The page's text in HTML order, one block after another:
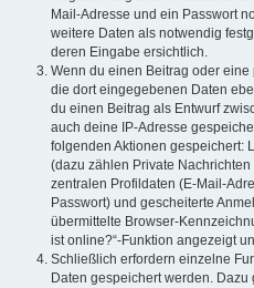
Mail-Adresse und ein Passwort
weitere Daten als notwendig
deren Eingabe ersichtlich.
Wenn du einen Beitrag oder
die dort eingegebenen Daten
du einen Beitrag als Entwurf
auch deine IP-Adresse
folgenden Aktionen gespeichert:
(dazu zählen Private
zentralen Profildaten (E-Mail-
Passwort) und gescheiterte
übermittelte Browser-
ist online?“-Funktion angezeigt
Schließlich erfordern einzelne
Daten gespeichert werden.